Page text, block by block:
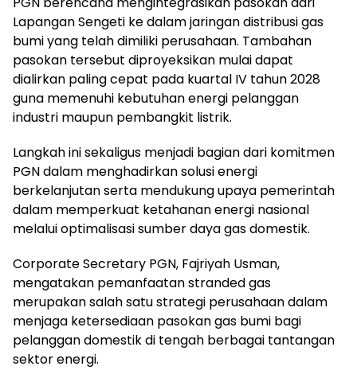
Lapangan Sengeti ke dalam jaringan distribusi gas
bumi yang telah dimiliki perusahaan. Tambahan
pasokan tersebut diproyeksikan mulai dapat
dialirkan paling cepat pada kuartal IV tahun 2028
guna memenuhi kebutuhan energi pelanggan
industri maupun pembangkit listrik.
Langkah ini sekaligus menjadi bagian dari komitmen
PGN dalam menghadirkan solusi energi
berkelanjutan serta mendukung upaya pemerintah
dalam memperkuat ketahanan energi nasional
melalui optimalisasi sumber daya gas domestik.
Corporate Secretary PGN, Fajriyah Usman,
mengatakan pemanfaatan stranded gas
merupakan salah satu strategi perusahaan dalam
menjaga ketersediaan pasokan gas bumi bagi
pelanggan domestik di tengah berbagai tantangan
sektor energi.